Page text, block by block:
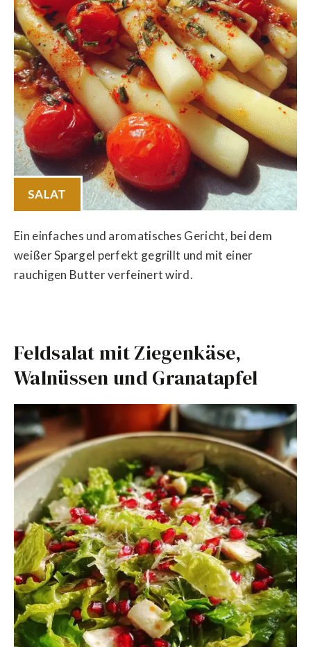
SALAT
Ein einfaches und aromatisches Gericht, bei dem
weißer Spargel perfekt gegrillt und mit einer
rauchigen Butter verfeinert wird.
Feldsalat mit Ziegenkäse,
Walnüssen und Granatapfel